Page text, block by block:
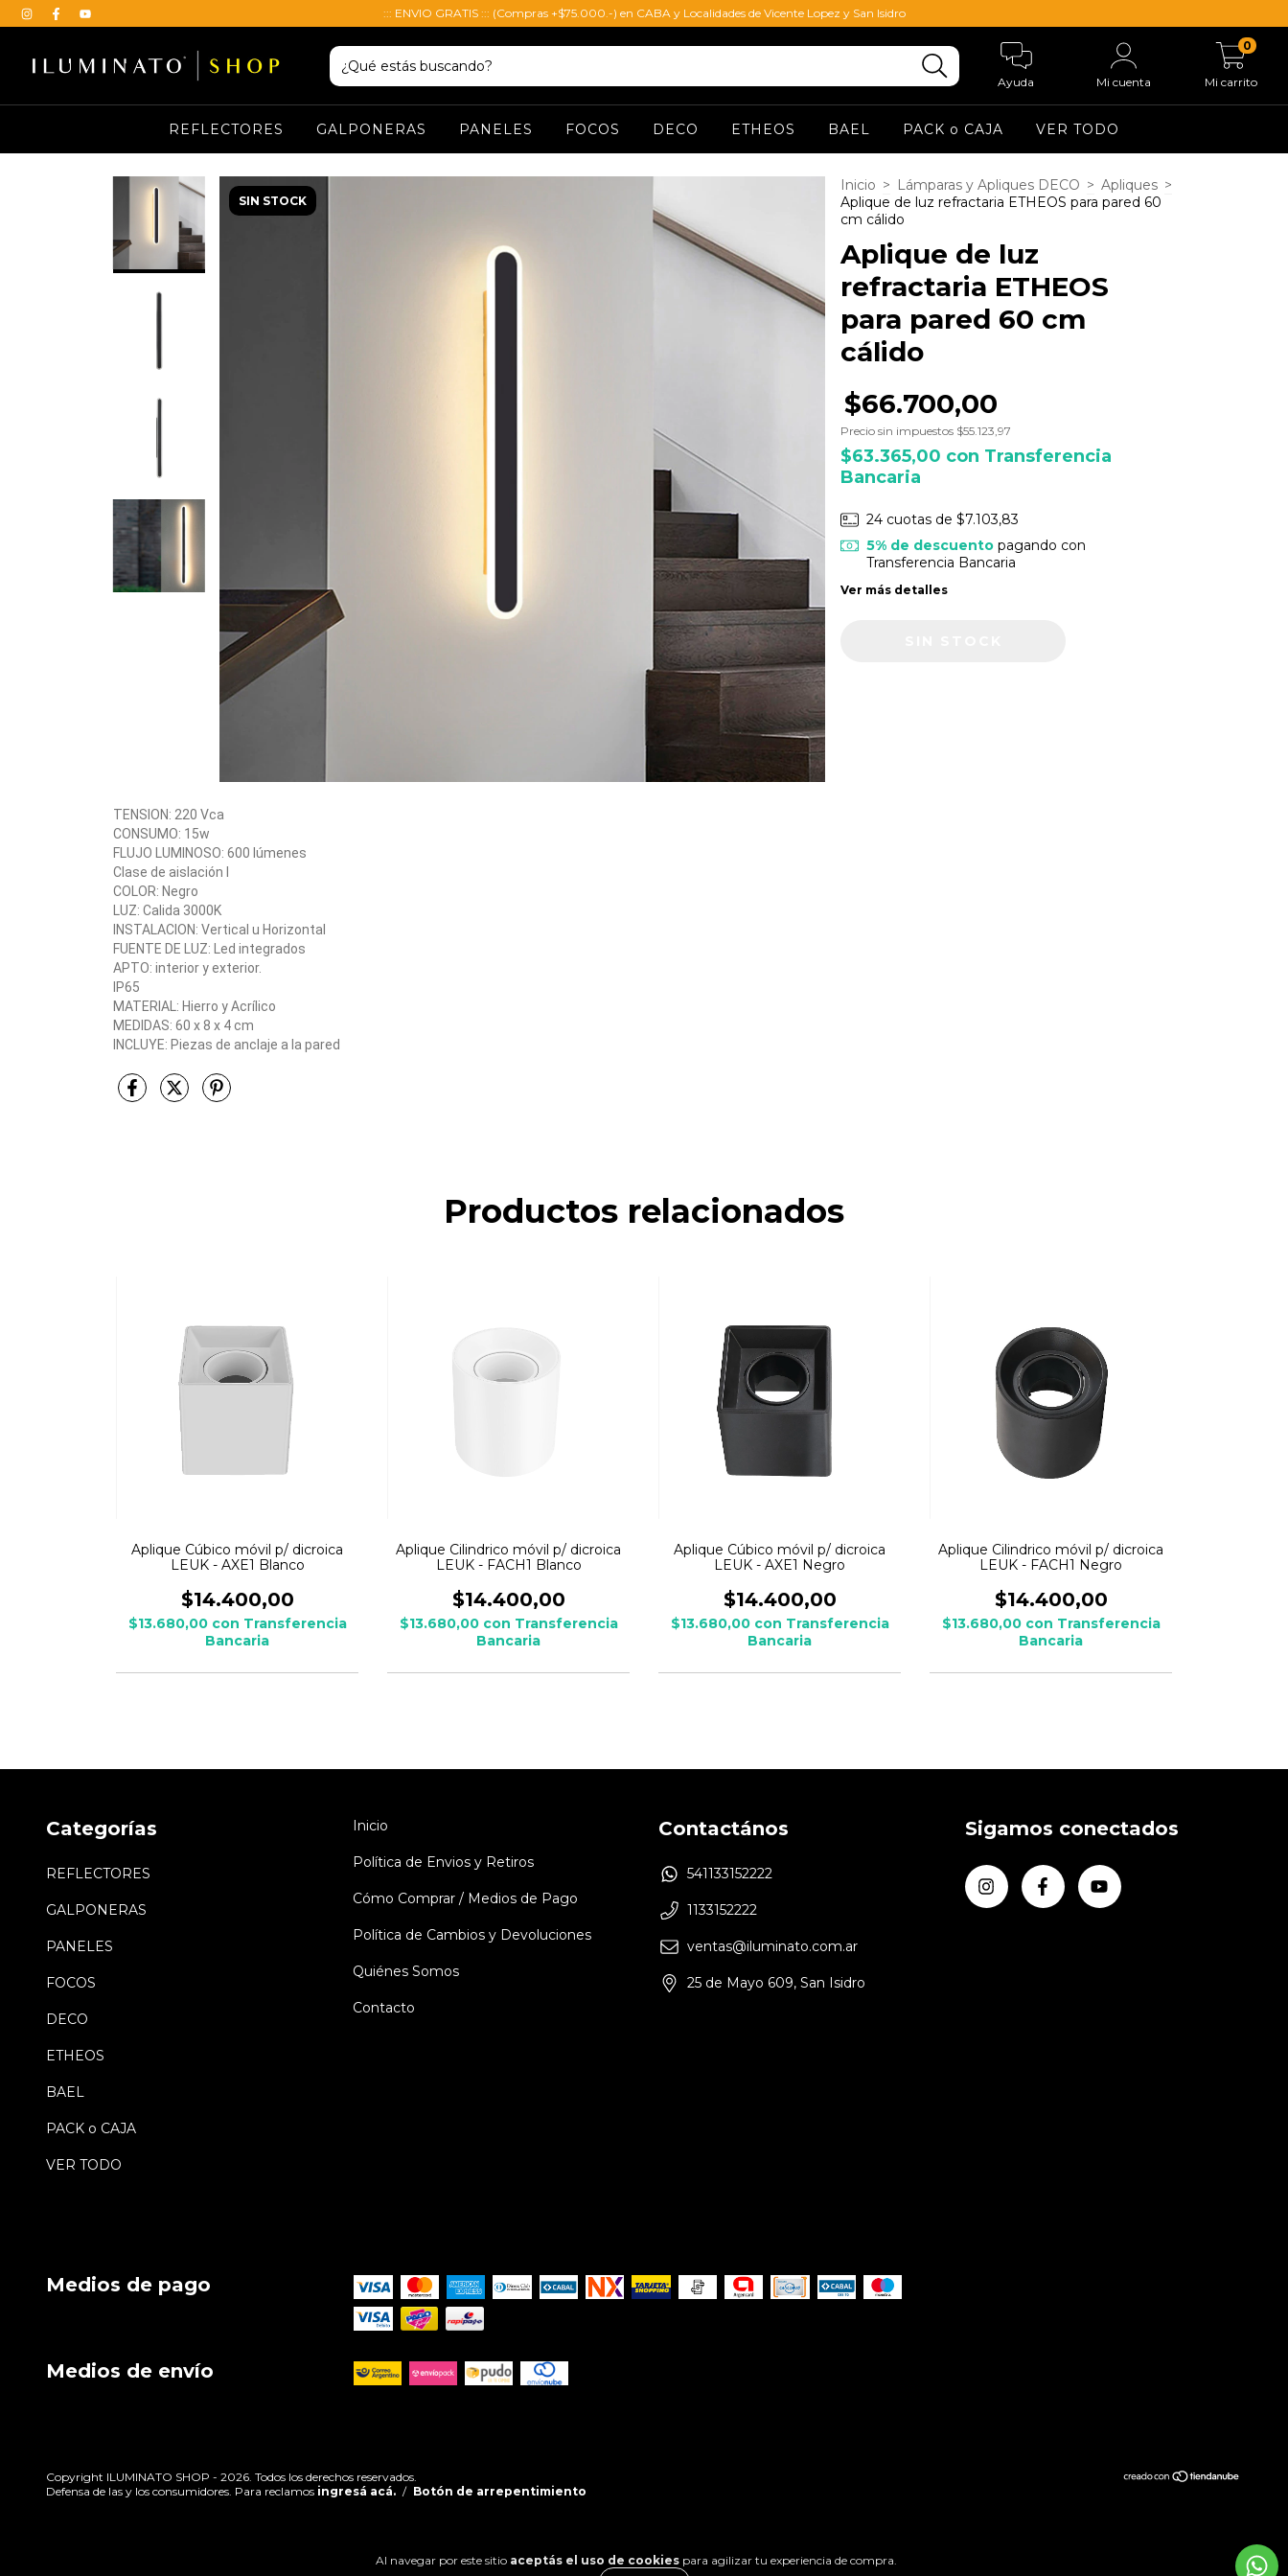
::: ENVIO GRATIS ::: (Compras +$75.000.-) en CABA y Localidades de Vicente Lopez y San Isidro
Ayuda Mi cuenta Mi carrito
0
REFLECTORES GALPONERAS PANELES FOCOS DECO ETHEOS BAEL PACK o CAJA VER TODO
Al navegar por este sitio aceptás el uso de cookies para agilizar tu experiencia de compra.
SIN STOCK
TENSION: 220 Vca
CONSUMO: 15w
FLUJO LUMINOSO: 600 lúmenes
Clase de aislación I
COLOR: Negro
LUZ: Calida 3000K
INSTALACION: Vertical u Horizontal
FUENTE DE LUZ: Led integrados
APTO: interior y exterior.
IP65
MATERIAL: Hierro y Acrílico
MEDIDAS: 60 x 8 x 4 cm
INCLUYE: Piezas de anclaje a la pared
Inicio > Lámparas y Apliques DECO > Apliques >
Aplique de luz refractaria ETHEOS para pared 60
cm cálido
Aplique de luz
refractaria ETHEOS
para pared 60 cm
cálido
$66.700,00
Precio sin impuestos $55.123,97
$63.365,00 con Transferencia
Bancaria
24 cuotas de $7.103,83
5% de descuentopagando con
Transferencia Bancaria
Ver más detalles
Productos relacionados
Aplique Cúbico móvil p/ dicroica
LEUK - AXE1 Blanco
$14.400,00
$13.680,00 con Transferencia
Bancaria
Aplique Cilindrico móvil p/ dicroica
LEUK - FACH1 Blanco
$14.400,00
$13.680,00 con Transferencia
Bancaria
Aplique Cúbico móvil p/ dicroica
LEUK - AXE1 Negro
$14.400,00
$13.680,00 con Transferencia
Bancaria
Aplique Cilindrico móvil p/ dicroica
LEUK - FACH1 Negro
$14.400,00
$13.680,00 con Transferencia
Bancaria
Categorías
REFLECTORES
GALPONERAS
PANELES
FOCOS
DECO
ETHEOS
BAEL
PACK o CAJA
VER TODO
Inicio
Política de Envios y Retiros
Cómo Comprar / Medios de Pago
Política de Cambios y Devoluciones
Quiénes Somos
Contacto
Contactános
541133152222
1133152222
ventas@iluminato.com.ar
25 de Mayo 609, San Isidro
Sigamos conectados
Medios de pago
Medios de envío
Copyright ILUMINATO SHOP - 2026. Todos los derechos reservados.
Defensa de las y los consumidores. Para reclamos ingresá acá. / Botón de arrepentimiento